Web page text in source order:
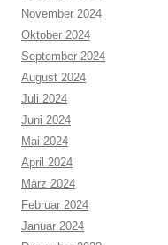
November 2024
Oktober 2024
September 2024
August 2024
Juli 2024
Juni 2024
Mai 2024
April 2024
März 2024
Februar 2024
Januar 2024